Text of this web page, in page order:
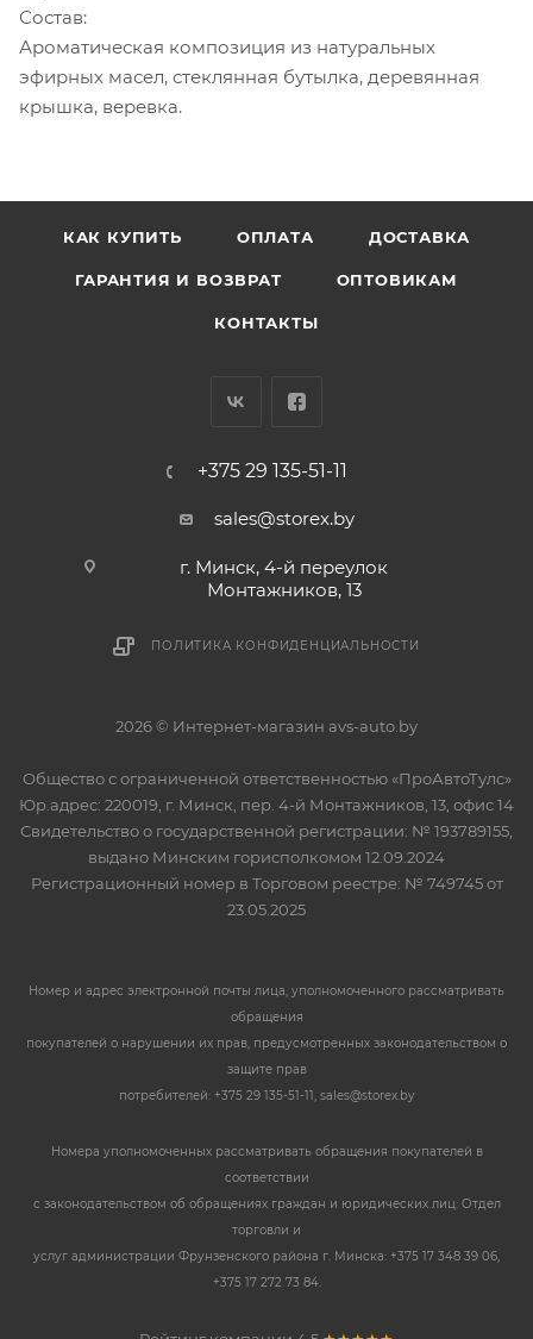
Состав:
Ароматическая композиция из натуральных
эфирных масел, стеклянная бутылка, деревянная
крышка, веревка.
КАК КУПИТЬ ОПЛАТА ДОСТАВКА
ГАРАНТИЯ И ВОЗВРАТ ОПТОВИКАМ
КОНТАКТЫ
+375 29 135-51-11
sales@storex.by
г. Минск, 4-й переулок
Монтажников, 13
ПОЛИТИКА КОНФИДЕНЦИАЛЬНОСТИ
2026 © Интернет-магазин avs-auto.by
Общество с ограниченной ответственностью «ПроАвтоТулс»
Юр.адрес: 220019, г. Минск, пер. 4-й Монтажников, 13, офис 14
Свидетельство о государственной регистрации: № 193789155,
выдано Минским горисполкомом 12.09.2024
Регистрационный номер в Торговом реестре: № 749745 от
23.05.2025
Номер и адрес электронной почты лица, уполномоченного рассматривать
обращения
покупателей о нарушении их прав, предусмотренных законодательством о
защите прав
потребителей: +375 29 135-51-11, sales@storex.by
Номера уполномоченных рассматривать обращения покупателей в
соответствии
с законодательством об обращениях граждан и юридических лиц: Отдел
торговли и
услуг администрации Фрунзенского района г. Минска: +375 17 348 39 06,
+375 17 272 73 84.